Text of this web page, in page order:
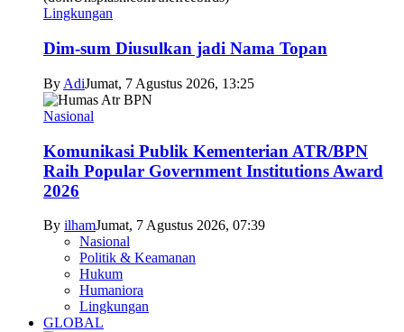
Lingkungan
Dim-sum Diusulkan jadi Nama Topan
By AdiJumat, 7 Agustus 2026, 13:25
Nasional
Komunikasi Publik Kementerian ATR/BPN
Raih Popular Government Institutions Award
2026
By ilhamJumat, 7 Agustus 2026, 07:39
Nasional
Politik & Keamanan
Hukum
Humaniora
Lingkungan
GLOBAL